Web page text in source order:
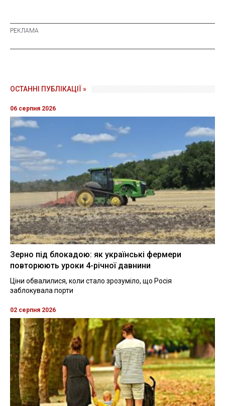
ОСТАННІ ПУБЛІКАЦІЇ »
06 серпня 2026
Зерно під блокадою: як українські фермери
повторюють уроки 4-річної давнини
Ціни обвалилися, коли стало зрозуміло, що Росія
заблокувала порти
02 серпня 2026